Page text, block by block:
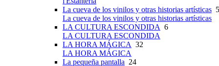
La cueva de los vinilos y otras historias artísticas
La cueva de los vinilos y otras historias artísticas
LA CULTURA ESCONDIDA 6
LA CULTURA ESCONDIDA
LA HORA MÁGICA 32
LA HORA MÁGICA
La pequeña pantalla 24